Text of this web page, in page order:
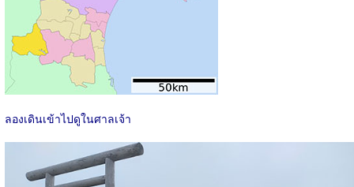
ลองเดินเข้าไปดูในศาลเจ้า